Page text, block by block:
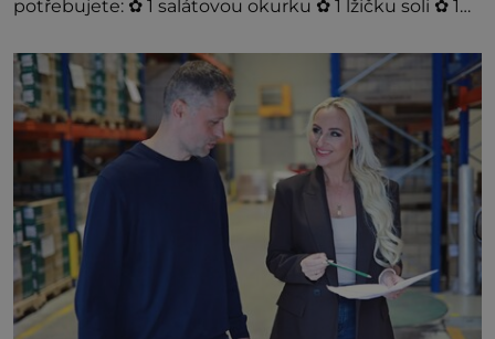
potřebujete: ✿ 1 salátovou okurku ✿ 1 lžičku soli ✿ 1
rýžového octa ✿ 1 lžičku sezamového oleje ✿ 1 lžičku
chilli ✿ 1 lžičku cukru ✿ 1 jarní cibulku ✿ 1 lžíci
sezamových semínek